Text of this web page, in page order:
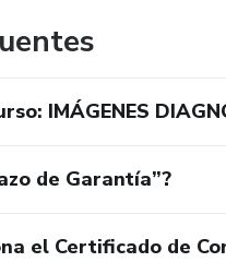
IMÁGENES
de Garantía”?
el Certificado de